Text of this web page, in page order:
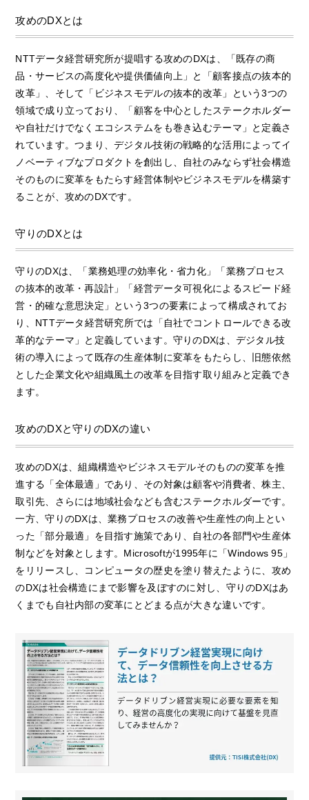
攻めのDXとは
NTTデータ経営研究所が提唱する攻めのDXは、「既存の商
品・サービスの高度化や提供価値向上」と「顧客接点の抜本的
改革」、そして「ビジネスモデルの抜本的改革」という3つの
領域で成り立っており、「顧客を中心としたステークホルダー
や自社だけでなくエコシステムをも巻き込むテーマ」と定義さ
れています。つまり、デジタル技術の戦略的な活用によってイ
ノベーティブなプロダクトを創出し、自社のみならず社会構造
そのものに変革をもたらす経営体制やビジネスモデルを構築す
ることが、攻めのDXです。
守りのDXとは
守りのDXは、「業務処理の効率化・省力化」「業務プロセス
の抜本的改革・再設計」「経営データ可視化によるスピード経
営・的確な意思決定」という3つの要素によって構成されてお
り、NTTデータ経営研究所では「自社でコントロールできる改
革的なテーマ」と定義しています。守りのDXは、デジタル技
術の導入によって既存の生産体制に変革をもたらし、旧態依然
とした企業文化や組織風土の改革を目指す取り組みと定義でき
ます。
攻めのDXと守りのDXの違い
攻めのDXは、組織構造やビジネスモデルそのものの変革を推
進する「全体最適」であり、その対象は顧客や消費者、株主、
取引先、さらには地域社会なども含むステークホルダーです。
一方、守りのDXは、業務プロセスの改善や生産性の向上とい
った「部分最適」を目指す施策であり、自社の各部門や生産体
制などを対象とします。Microsoftが1995年に「Windows 95」
をリリースし、コンピュータの歴史を塗り替えたように、攻め
のDXは社会構造にまで影響を及ぼすのに対し、守りのDXはあ
くまでも自社内部の変革にとどまる点が大きな違いです。